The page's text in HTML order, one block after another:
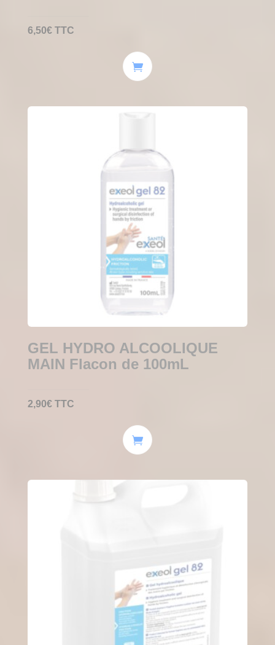
6,50€ TTC
GEL HYDRO ALCOOLIQUE
MAIN Flacon de 100mL
2,90€ TTC